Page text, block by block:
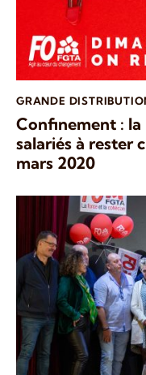
GRANDE
Confinement : la
salariés à rester
mars 2020